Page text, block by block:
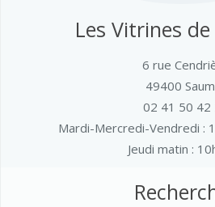
Les Vitrines
6 rue
49400
02 41 50 42
Mardi-Mercredi-Vendredi :
Jeudi matin :